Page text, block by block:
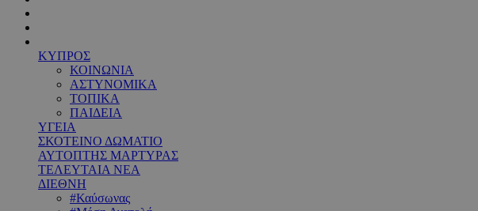
ΚΥΠΡΟΣ
ΚΟΙΝΩΝΙΑ
ΑΣΤΥΝΟΜΙΚΑ
ΤΟΠΙΚΑ
ΠΑΙΔΕΙΑ
ΥΓΕΙΑ
ΣΚΟΤΕΙΝΟ ΔΩΜΑΤΙΟ
ΑΥΤΟΠΤΗΣ ΜΑΡΤΥΡΑΣ
ΤΕΛΕΥΤΑΙΑ ΝΕΑ
ΔΙΕΘΝΗ
#Καύσωνας